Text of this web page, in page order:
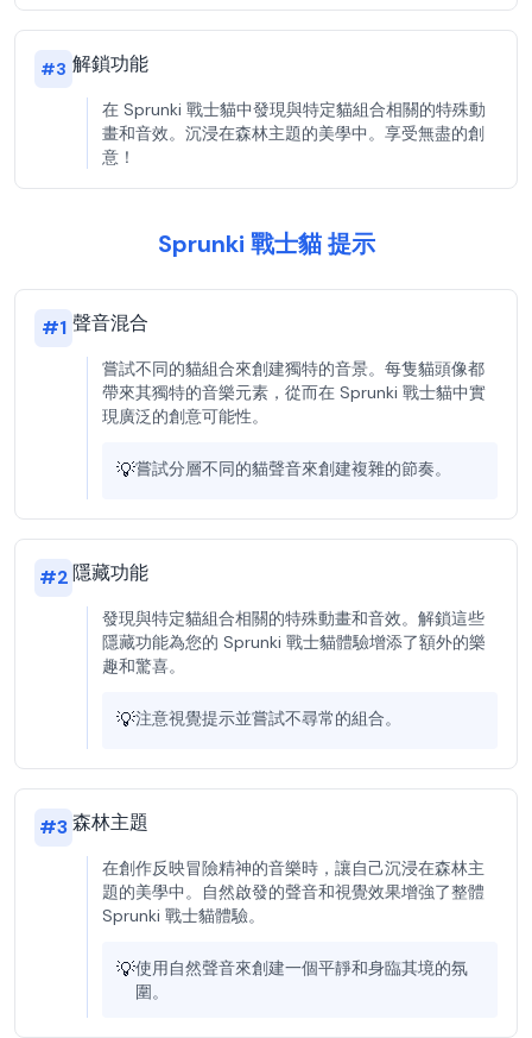
#3 解鎖功能
在 Sprunki 戰士貓中發現與特定貓組合相關的特殊動
畫和音效。沉浸在森林主題的美學中。享受無盡的創
意！
Sprunki 戰士貓 提示
#1 聲音混合
嘗試不同的貓組合來創建獨特的音景。每隻貓頭像都
帶來其獨特的音樂元素，從而在 Sprunki 戰士貓中實
現廣泛的創意可能性。
💡嘗試分層不同的貓聲音來創建複雜的節奏。
#2隱藏功能
發現與特定貓組合相關的特殊動畫和音效。解鎖這些
隱藏功能為您的 Sprunki 戰士貓體驗增添了額外的樂
趣和驚喜。
💡注意視覺提示並嘗試不尋常的組合。
#3森林主題
在創作反映冒險精神的音樂時，讓自己沉浸在森林主
題的美學中。自然啟發的聲音和視覺效果增強了整體
Sprunki 戰士貓體驗。
💡使用自然聲音來創建一個平靜和身臨其境的氛
圍。